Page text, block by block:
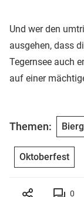
Und wer den
ausgehen, dass
Tegernsee auch
auf einer
Themen:
Oktoberfest
0